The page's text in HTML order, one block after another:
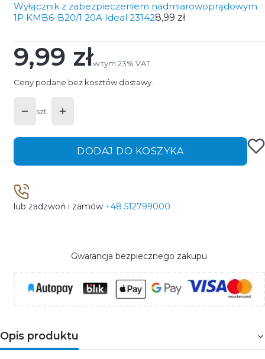
Wyłącznik z zabezpieczeniem nadmiarowoprądowym
1P KMB6-B20/1 20A Ideal 231428,99 zł
Cena
9,99 złw tym 23% VAT
w tym 23% VAT
Ceny podane bez kosztów dostawy.
szt.
DODAJ DO KOSZYKA
lub zadzwoń i zamów +48 512799000
Gwarancja bezpiecznego zakupu
Opis produktu